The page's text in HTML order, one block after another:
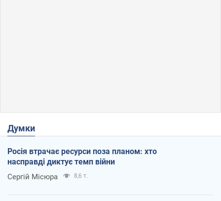
Думки
Росія втрачає ресурси поза планом: хто
насправді диктує темп війни
Сергій Місюра 8,6 т.